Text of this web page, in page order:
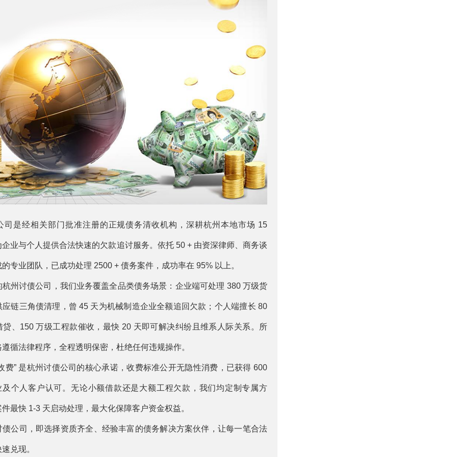
司是经相关部门批准注册的正规债务清收机构，深耕杭州本地市场 15
业与个人提供合法快速的欠款追讨服务。依托 50 + 由资深律师、商务谈
专业团队，已成功处理 2500 + 债务案件，成功率在 95% 以上。
杭州讨债公司，我们业务覆盖全品类债务场景：企业端可处理 380 万级货
应链三角债清理，曾 45 天为机械制造企业全额追回欠款；个人端擅长 80
贷、150 万级工程款催收，最快 20 天即可解决纠纷且维系人际关系。所
循法律程序，全程透明保密，杜绝任何违规操作。
费” 是杭州讨债公司的核心承诺，收费标准公开无隐性消费，已获得 600
及个人客户认可。无论小额借款还是大额工程欠款，我们均定制专属方
最快 1-3 天启动处理，最大化保障客户资金权益。
债公司，即选择资质齐全、经验丰富的债务解决方案伙伴，让每一笔合法
兑现。